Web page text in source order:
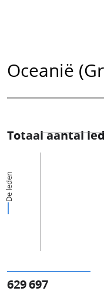
Oceanië
Totaal aantal
De leden
629 697